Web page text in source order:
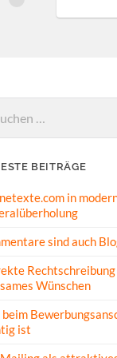
BEITRÄGE
in
sind auch
Wünschen
beim
ist